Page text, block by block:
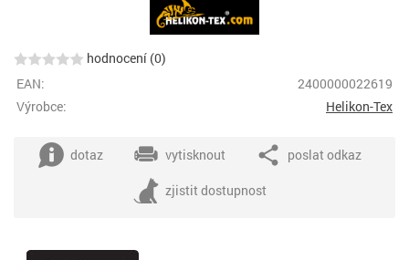
hodnocení (0)
EAN:
2400000022619
Výrobce:
Helikon-Tex
dotaz vytisknout poslat odkaz
zjistit dostupnost